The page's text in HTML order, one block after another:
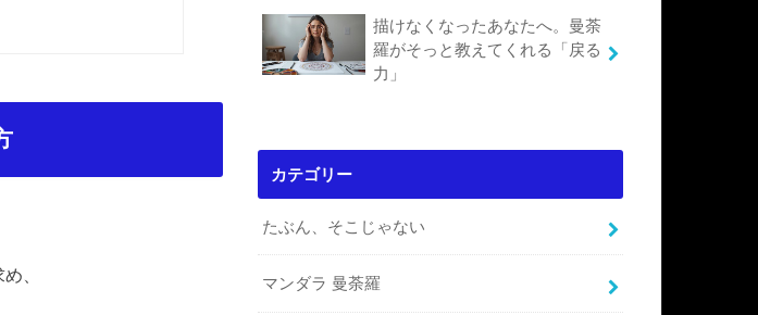
、
描けなくなったあなたへ。曼荼
羅がそっと教えてくれる「戻る
力」
カテゴリー
たぶん、そこじゃない
マンダラ 曼荼羅